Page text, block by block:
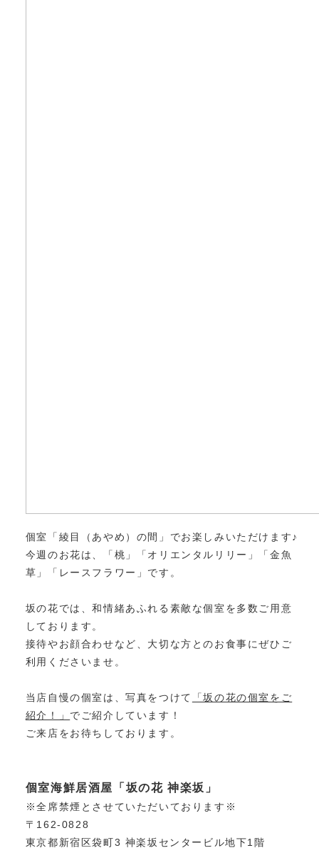
個室「綾目（あやめ）の間」でお楽しみいただけます♪
今週のお花は、「桃」「オリエンタルリリー」「金魚
草」「レースフラワー」です。
坂の花では、和情緒あふれる素敵な個室を多数ご用意
しております。
接待やお顔合わせなど、大切な方とのお食事にぜひご
利用くださいませ。
当店自慢の個室は、写真をつけて
「坂の花の個室をご
紹介！」 でご紹介しています！
ご来店をお待ちしております。
個室海鮮居酒屋「坂の花 神楽坂」
※全席禁煙とさせていただいております※
〒162-0828
東京都新宿区袋町3 神楽坂センタービル地下1階